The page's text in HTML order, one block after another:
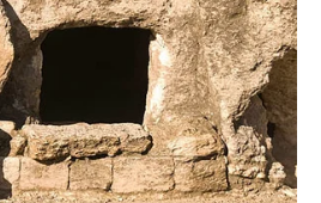
hogy bezárta feleségét
aztán a gyereke
hogy a békülés után is így
egymásnak szépeket és